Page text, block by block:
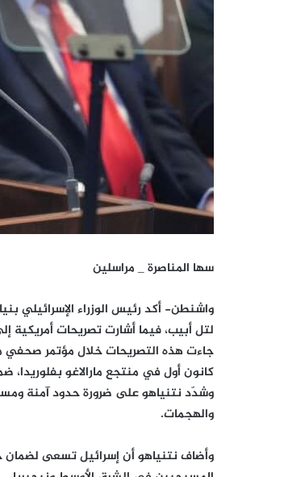
سها المناصرة _ مراسلين
واشنطن- أكد رئيس الوزراء الإسرائيلي
لتل أبيب، فيما أشارت تصريحات أمريكية
كانون أول في منتجع مارالاغو بفلوريدا،
وشدّد نتنياهو على ضرورة حدود آمنة
والهجمات.
وأضاف نتنياهو أن إسرائيل تسعى لضمان